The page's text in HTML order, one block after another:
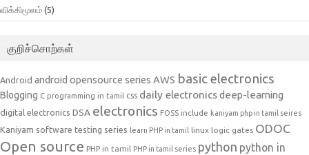
விக்கிமூலம் (5)
குறிச்சொற்கள்
Android android opensource series AWS basic electronics
Blogging C programming in tamil css daily electronicsdeep-learning
digital electronics DSA electronics FOSS include kaniyam php in tamil seires
Kaniyam software testing series learn PHP in tamil linux logic gates ODOC
Open source PHP in tamil PHP in tamil series python python in